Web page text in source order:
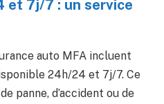
et 7j/7 : un service
auto MFA incluent
24h/24 et 7j/7. Ce
panne, d’accident ou de